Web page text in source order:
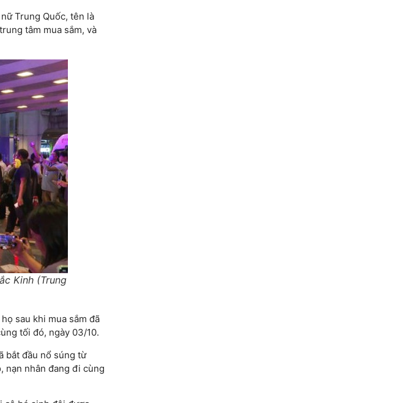
Trung Quốc, tên là
tâm mua sắm, và
Kinh (Trung
sau khi mua sắm đã
tối đó, ngày 03/10.
bắt đầu nổ súng từ
nạn nhân đang đi cùng